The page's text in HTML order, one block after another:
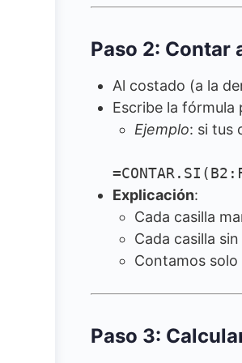
Paso 2: Contar
Al costado (a la
Escribe la fórmula
Ejemplo: si tus
Explicación:
Cada casilla
Cada casilla
Contamos solo
Paso 3: